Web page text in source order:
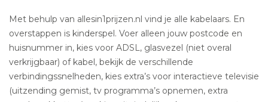
Met behulp van allesin1prijzen.nl vind je alle kabelaars. En
overstappen is kinderspel. Voer alleen jouw postcode en
huisnummer in, kies voor ADSL, glasvezel (niet overal
verkrijgbaar) of kabel, bekijk de verschillende
verbindingssnelheden, kies extra’s voor interactieve televisie
(uitzending gemist, tv programma’s opnemen, extra